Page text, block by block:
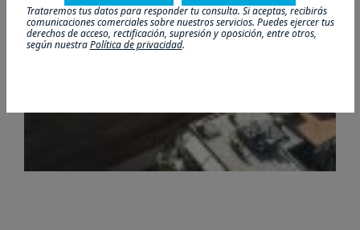
Trataremos tus datos para responder tu consulta. Si aceptas, recibirás
comunicaciones comerciales sobre nuestros servicios. Puedes ejercer tus
derechos de acceso, rectificación, supresión y oposición, entre otros,
según nuestraPolítica de privacidad.